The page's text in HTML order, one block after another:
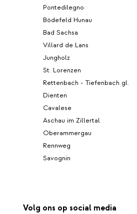
Pontedilegno
Bödefeld Hunau
Bad Sachsa
Villard de Lans
Jungholz
St. Lorenzen
Rettenbach - Tiefenbach gl.
Dienten
Cavalese
Aschau im Zillertal
Oberammergau
Rennweg
Savognin
Volg ons op social media